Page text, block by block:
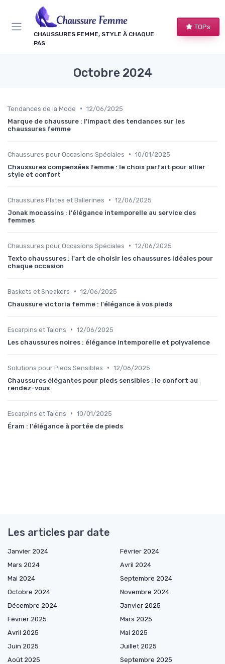
CHAUSSURES FEMME, STYLE À CHAQUE
PAS
TOPs
Octobre 2024
Tendances de la Mode • 12/06/2025
Marque de chaussure : l'impact des tendances sur les
chaussures femme
Chaussures pour Occasions Spéciales • 10/01/2025
Chaussures compensées femme : le choix parfait pour allier
style et confort
Chaussures Plates et Ballerines • 12/06/2025
Jonak mocassins : l'élégance intemporelle au service des
femmes
Chaussures pour Occasions Spéciales • 12/06/2025
Texto chaussures : l'art de choisir les chaussures idéales pour
chaque occasion
Baskets et Sneakers • 12/06/2025
Chaussure victoria femme : l'élégance à vos pieds
Escarpins et Talons • 12/06/2025
Les chaussures noires : élégance intemporelle et polyvalence
Solutions pour Pieds Sensibles • 12/06/2025
Chaussures élégantes pour pieds sensibles : le confort au
rendez-vous
Escarpins et Talons • 10/01/2025
Éram : l'élégance à portée de pieds
Les articles par date
Janvier 2024
Février 2024
Mars 2024
Avril 2024
Mai 2024
Septembre 2024
Octobre 2024
Novembre 2024
Décembre 2024
Janvier 2025
Février 2025
Mars 2025
Avril 2025
Mai 2025
Juin 2025
Juillet 2025
Août 2025
Septembre 2025
Panneau de gestion des cookies